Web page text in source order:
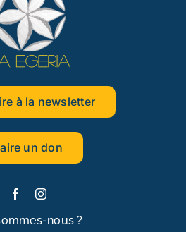
à la newsletter
un don
nous ?